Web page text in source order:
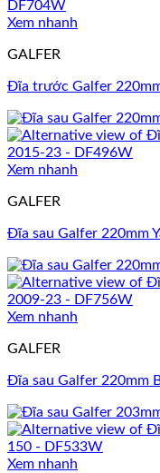
Xem nhanh
GALFER
Đĩa trước Galfer
Xem nhanh
GALFER
Đĩa sau Galfer 220mm
Xem nhanh
GALFER
Đĩa sau Galfer 220mm
Xem nhanh